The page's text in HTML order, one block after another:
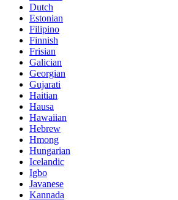
Dutch
Estonian
Filipino
Finnish
Frisian
Galician
Georgian
Gujarati
Haitian
Hausa
Hawaiian
Hebrew
Hmong
Hungarian
Icelandic
Igbo
Javanese
Kannada